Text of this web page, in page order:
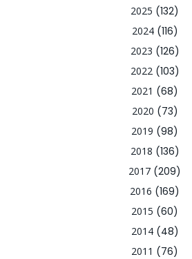
2025 (132)
2024(116)
2023 (126)
2022(103)
2021 (68)
2020 (73)
2019 (98)
2018 (136)
2017 (209)
2016 (169)
2015 (60)
2014(48)
2011 (76)